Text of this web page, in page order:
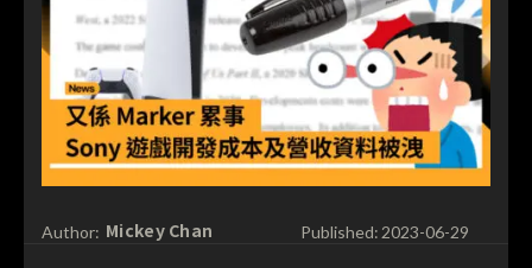
Author: Mickey Chan Published: 2023-06-29